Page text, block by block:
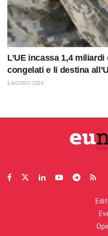
L’UE incassa 1,4
congelati e li destina
5 AGOSTO 2026